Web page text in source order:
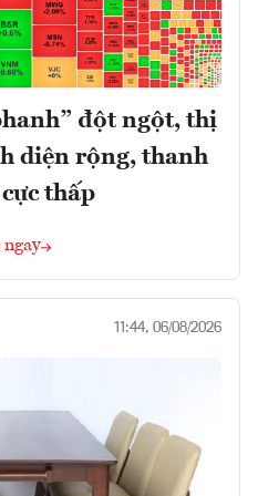
đột ngột, thị
diện rộng, thanh
thấp
11:44, 06/08/2026